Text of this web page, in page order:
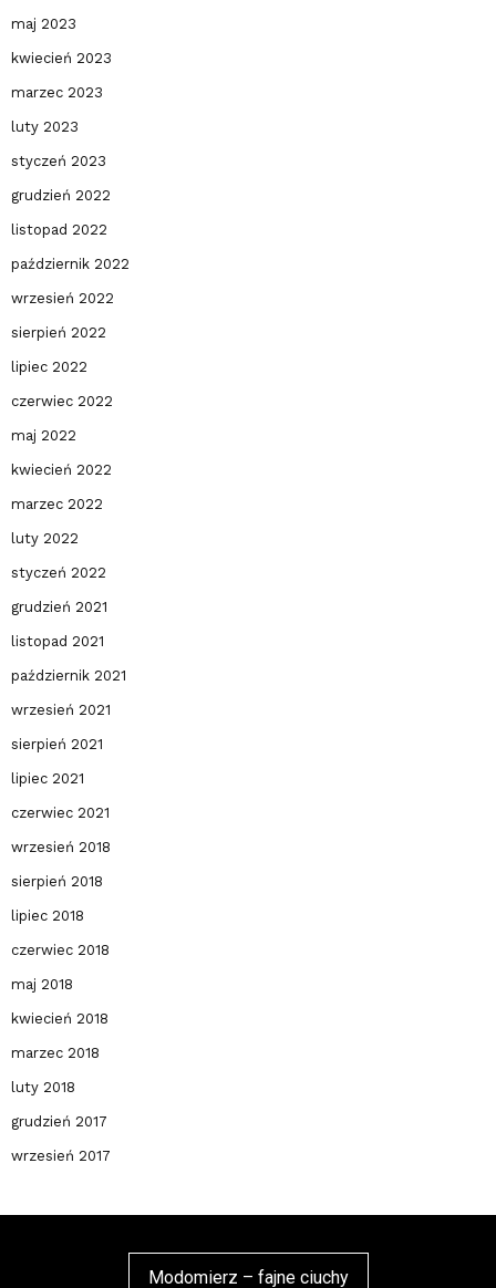
maj 2023
kwiecień 2023
marzec 2023
luty 2023
styczeń 2023
grudzień 2022
listopad 2022
październik 2022
wrzesień 2022
sierpień 2022
lipiec 2022
czerwiec 2022
maj 2022
kwiecień 2022
marzec 2022
luty 2022
styczeń 2022
grudzień 2021
listopad 2021
październik 2021
wrzesień 2021
sierpień 2021
lipiec 2021
czerwiec 2021
wrzesień 2018
sierpień 2018
lipiec 2018
czerwiec 2018
maj 2018
kwiecień 2018
marzec 2018
luty 2018
grudzień 2017
wrzesień 2017
Modomierz – fajne ciuchy